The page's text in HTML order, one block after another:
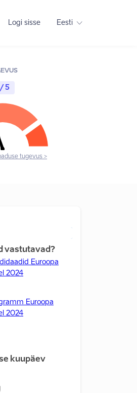
Logi sisse Eesti
5
tugevus >
vastutavad?
Euroopa
2024
Euroopa
2024
kuupäev